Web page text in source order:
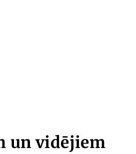
un vidējiem